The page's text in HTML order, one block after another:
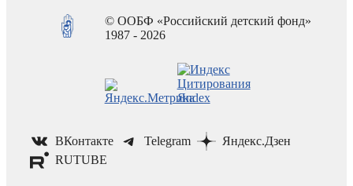
© ООБФ «Российский детский фонд»
1987 - 2026
ВКонтакте Telegram
Яндекс.Дзен
RUTUBE